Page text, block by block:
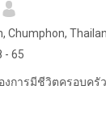
Chumphon,
- 65
การมีชีวิตครอบครั